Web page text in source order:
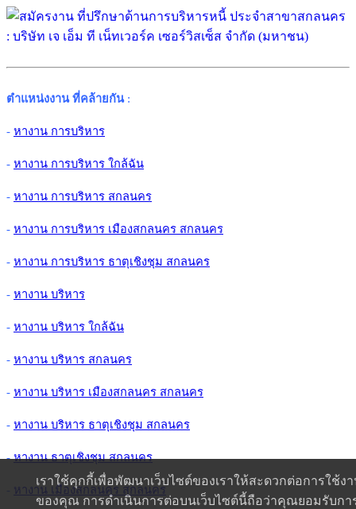
ตำแหน่งงาน ที่คล้ายกัน:
- หางาน การบริหาร
- หางาน การบริหาร ใกล้ฉัน
- หางาน การบริหาร สกลนคร
- หางาน การบริหาร เมืองสกลนคร สกลนคร
- หางาน การบริหาร ธาตุเชิงชุม สกลนคร
- หางาน บริหาร
- หางาน บริหาร ใกล้ฉัน
- หางาน บริหาร สกลนคร
- หางาน บริหาร เมืองสกลนคร สกลนคร
- หางาน บริหาร ธาตุเชิงชุม สกลนคร
-หางาน ธาตุเชิงชุม สกลนคร
หางาน เมืองสกลนคร สกลนคร
เราใช้คุกกี้เพื่อพัฒนาเว็บไซต์ของเราให้สะดวกต่อการใช้ง
ของคุณ การดำเนินการต่อบนเว็บไซต์นี้ถือว่าคุณยอมรับกา